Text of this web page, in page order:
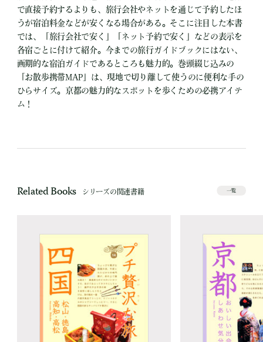
で直接予約するよりも、旅行会社やネットを通じて予約したほ
うが宿泊料金などが安くなる場合がある。そこに注目した本書
では、「旅行会社で安く」「ネット予約で安く」などの表示を
各宿ごとに付けて紹介。今までの旅行ガイドブックにはない、
画期的な宿泊ガイドであるところも魅力的。巻頭綴じ込みの
「お散歩携帯MAP」は、現地で切り離して使うのに便利な手の
ひらサイズ。京都の魅力的なスポットを歩くための必携アイテ
ム！
Related Books シリーズの関連書籍 一覧